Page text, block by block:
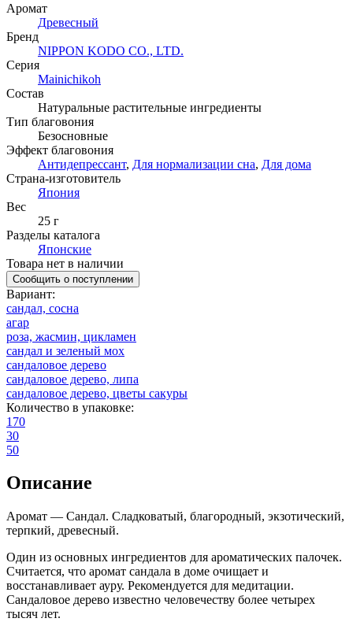
Аромат
Древесный
Бренд
NIPPON KODO CO., LTD.
Серия
Mainichikoh
Состав
Натуральные растительные ингредиенты
Тип благовония
Безосновные
Эффект благовония
Антидепрессант, Для нормализации сна, Для дома
Страна-изготовитель
Япония
Вес
25 г
Разделы каталога
Японские
Товара нет в наличии
Сообщить о поступлении
Вариант:
cандал, сосна
агар
роза, жасмин, цикламен
сандал и зеленый мох
сандаловое дерево
сандаловое дерево, липа
сандаловое дерево, цветы сакуры
Количество в упаковке:
170
30
50
Описание
Аромат — Сандал. Сладковатый, благородный, экзотический,
терпкий, древесный.
Один из основных ингредиентов для ароматических палочек.
Считается, что аромат сандала в доме очищает и
восстанавливает ауру. Рекомендуется для медитации.
Сандаловое дерево известно человечеству более четырех
тысяч лет.